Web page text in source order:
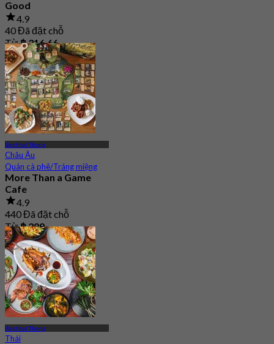
Good
4.9
40 Đã đặt chỗ
Từ฿ 316.66
Banthat Thong
Châu Âu
Quán cà phê/Tráng miệng
More Than a Game
Cafe
4.9
440 Đã đặt chỗ
Từ฿ 299
Banthat Thong
Thái